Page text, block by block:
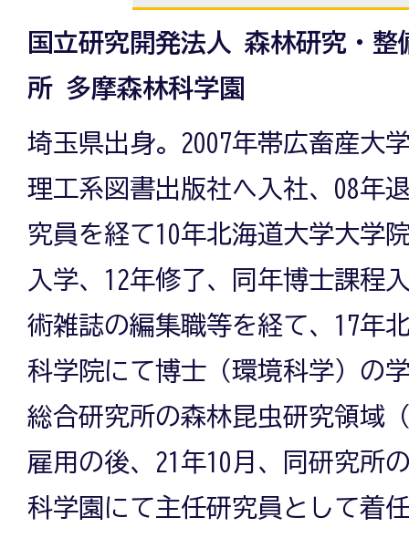
国立研究開発法人 森林研究・
所 多摩森林科学園
埼玉県出身。2007年帯広畜産大
理工系図書出版社へ入社、08年
究員を経て10年北海道大学大学
入学、12年修了、同年博士課程
術雑誌の編集職等を経て、17年
科学院にて博士（環境科学）の
総合研究所の森林昆虫研究領域
雇用の後、21年10月、同研究所
科学園にて主任研究員として着